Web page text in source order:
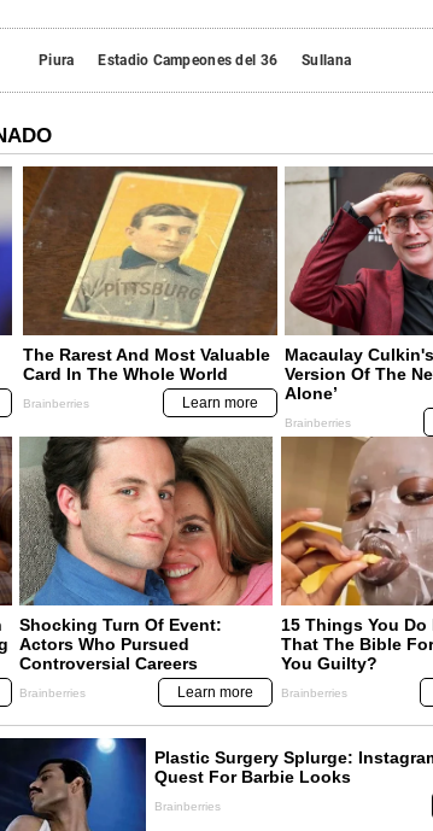
Piura Estadio Campeones del 36 Sullana